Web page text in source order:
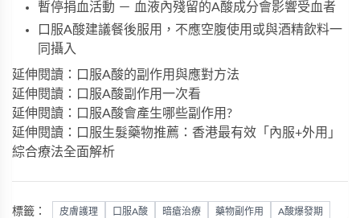
暫停捐血活動 － 血液內殘留的A酸成分會影響受血者
口服A酸建議餐後服用，不應空腹使用或與酒精飲料一
同攝入
延伸閱讀：口服A酸的副作用與應對方法
延伸閱讀：口服A酸副作用一次看
延伸閱讀：口服A酸會產生哪些副作用?
延伸閱讀：口服生髮藥物推薦：香港最有效「內服+外用」
綜合療法全面解析
標籤： 皮膚護理 口服A酸 暗瘡治療 藥物副作用 A酸爆發期